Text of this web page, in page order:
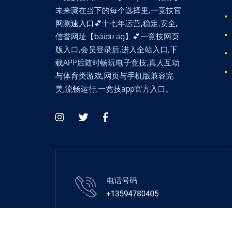
未来藏在当下的每个选择里,一竞技官
网测速入口💕十七年运营,稳定,安全,
信誉网址【baidu.ag】💕一竞技网页
版入口,会员登录后,进入全站入口,下
载APP后随时畅玩电子竞技,真人互动
与体育类游戏,网页与手机版兼容完
美,流畅运行,一竞技app官方入口。
电话号码
+13594780405